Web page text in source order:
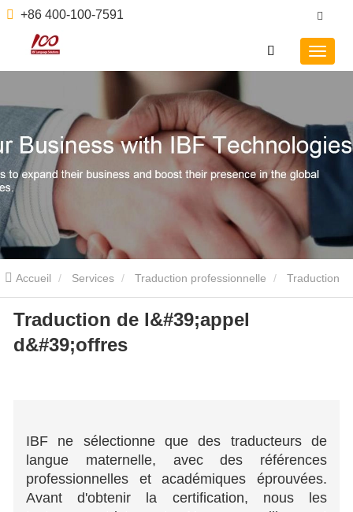
+86 400-100-7591
Accueil Services Traduction professionnelle
de l'appel d'offres
Traduction de l&#39;appel
d&#39;offres
IBF ne sélectionne que des traducteurs de
langue maternelle, avec des références
professionnelles et académiques éprouvées.
Avant d'obtenir la certification, nous les